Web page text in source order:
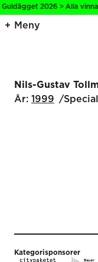
2026 > Alla
Meny
Nils-Gustav
År: 1999
Kategorisponsorer